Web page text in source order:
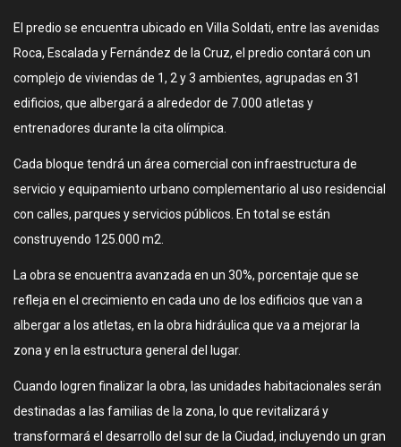
El predio se encuentra ubicado en Villa Soldati, entre las avenidas
Roca, Escalada y Fernández de la Cruz, el predio contará con un
complejo de viviendas de 1, 2 y 3 ambientes, agrupadas en 31
edificios, que albergará a alrededor de 7.000 atletas y
entrenadores durante la cita olímpica.
Cada bloque tendrá un área comercial con infraestructura de
servicio y equipamiento urbano complementario al uso residencial
con calles, parques y servicios públicos. En total se están
construyendo 125.000 m2.
La obra se encuentra avanzada en un 30%, porcentaje que se
refleja en el crecimiento en cada uno de los edificios que van a
albergar a los atletas, en la obra hidráulica que va a mejorar la
zona y en la estructura general del lugar.
Cuando logren finalizar la obra, las unidades habitacionales serán
destinadas a las familias de la zona, lo que revitalizará y
transformará el desarrollo del sur de la Ciudad, incluyendo un gran